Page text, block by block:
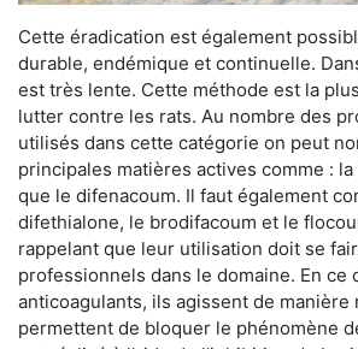
Cette éradication est également
durable, endémique et continuelle.
est très lente. Cette méthode est la
lutter contre les rats. Au nombre des
utilisés dans cette catégorie on peut
principales matières actives comme :
que le difenacoum. Il faut également
difethialone, le brodifacoum et le
rappelant que leur utilisation doit se
professionnels dans le domaine. En ce
anticoagulants, ils agissent de manière
permettent de bloquer le phénomène